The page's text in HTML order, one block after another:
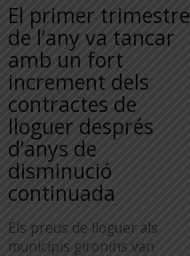
El primer trimestre
de l’any va tancar
amb un fort
increment dels
contractes de
lloguer després
d’anys de
disminució
continuada
Els preus de lloguer als
municipis gironins van